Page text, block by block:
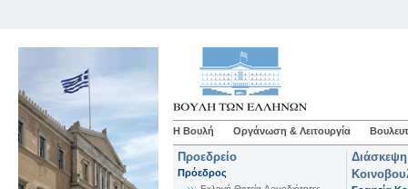
Η Βουλή Οργάνωση & Λειτουργία
Προεδρείο
Πρόεδρος